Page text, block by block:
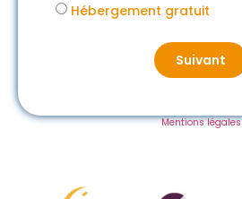
Hébergement gratuit
Suivant
Mentions légales